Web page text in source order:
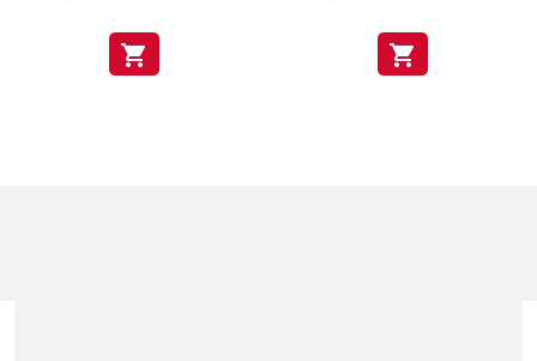
shopping_cart shopping_cart